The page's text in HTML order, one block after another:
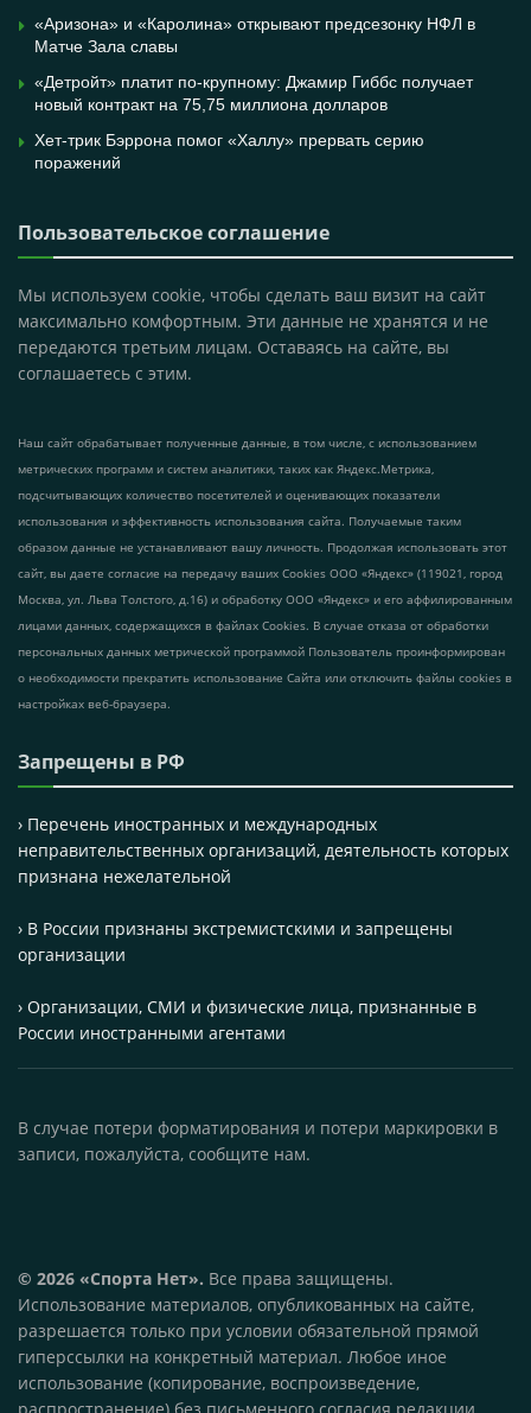
«Аризона» и «Каролина» открывают предсезонку НФЛ в
Матче Зала славы
«Детройт» платит по-крупному: Джамир Гиббс получает
новый контракт на 75,75 миллиона долларов
Хет-трик Бэррона помог «Халлу» прервать серию
поражений
Пользовательское соглашение
Мы используем cookie, чтобы сделать ваш визит на сайт
максимально комфортным. Эти данные не хранятся и не
передаются третьим лицам. Оставаясь на сайте, вы
соглашаетесь с этим.
Наш сайт обрабатывает полученные данные, в том числе, с использованием
метрических программ и систем аналитики, таких как Яндекс.Метрика,
подсчитывающих количество посетителей и оценивающих показатели
использования и эффективность использования сайта. Получаемые таким
образом данные не устанавливают вашу личность. Продолжая использовать этот
сайт, вы даете согласие на передачу ваших Cookies ООО «Яндекс» (119021, город
Москва, ул. Льва Толстого, д.16) и обработку ООО «Яндекс» и его аффилированным
лицами данных, содержащихся в файлах Cookies. В случае отказа от обработки
персональных данных метрической программой Пользователь проинформирован
о необходимости прекратить использование Сайта или отключить файлы cookies в
настройках веб-браузера.
Запрещены в РФ
› Перечень иностранных и международных
неправительственных организаций, деятельность которых
признана нежелательной
› В России признаны экстремистскими и запрещены
организации
› Организации, СМИ и физические лица, признанные в
России иностранными агентами
В случае потери форматирования и потери маркировки в
записи, пожалуйста, сообщите нам.
© 2026 «Спорта Нет». Все права защищены.
Использование материалов, опубликованных на сайте,
разрешается только при условии обязательной прямой
гиперссылки на конкретный материал. Любое иное
использование (копирование, воспроизведение,